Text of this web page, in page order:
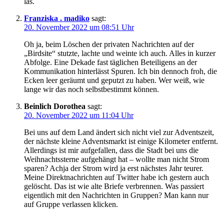
Franziska . madiko sagt:
20. November 2022 um 08:51 Uhr
Oh ja, beim Löschen der privaten Nachrichten auf der
„Birdsite“ stutzte, lachte und weinte ich auch. Alles in kurzer
Abfolge. Eine Dekade fast täglichen Beteiligens an der
Kommunikation hinterlässt Spuren. Ich bin dennoch froh, die
Ecken leer geräumt und geputzt zu haben. Wer weiß, wie
lange wir das noch selbstbestimmt können.
Beinlich Dorothea sagt:
20. November 2022 um 11:04 Uhr
Bei uns auf dem Land ändert sich nicht viel zur Adventszeit,
der nächste kleine Adventsmarkt ist einige Kilometer entfernt.
Allerdings ist mir aufgefallen, dass die Stadt bei uns die
Weihnachtssterne aufgehängt hat – wollte man nicht Strom
sparen? Achja der Strom wird ja erst nächstes Jahr teurer.
Meine Direktnachrichten auf Twitter habe ich gestern auch
gelöscht. Das ist wie alte Briefe verbrennen. Was passiert
eigentlich mit den Nachrichten in Gruppen? Man kann nur
auf Gruppe verlassen klicken.